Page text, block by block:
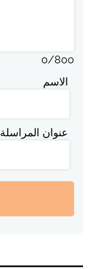
0/800
الاسم
عنوان المراسلة